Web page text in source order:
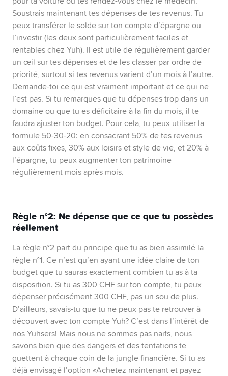
Soustrais maintenant tes dépenses de tes revenus. Tu
peux transférer le solde sur ton compte d’épargne ou
l’investir (les deux sont particulièrement faciles et
rentables chez Yuh). Il est utile de régulièrement garder
un œil sur tes dépenses et de les classer par ordre de
priorité, surtout si tes revenus varient d’un mois à l’autre.
Demande-toi ce qui est vraiment important et ce qui ne
l’est pas. Si tu remarques que tu dépenses trop dans un
domaine ou que tu es déficitaire à la fin du mois, il te
faudra ajuster ton budget. Pour cela, tu peux utiliser la
formule 50-30-20: en consacrant 50% de tes revenus
aux coûts fixes, 30% aux loisirs et style de vie, et 20% à
l’épargne, tu peux augmenter ton patrimoine
régulièrement mois après mois.
Règle n°2: Ne dépense que ce que tu possèdes
réellement
La règle n°2 part du principe que tu as bien assimilé la
règle n°1. Ce n’est qu’en ayant une idée claire de ton
budget que tu sauras exactement combien tu as à ta
disposition. Si tu as 300 CHF sur ton compte, tu peux
dépenser précisément 300 CHF, pas un sou de plus.
D’ailleurs, savais-tu que tu ne peux pas te retrouver à
découvert avec ton compte Yuh? C’est dans l’intérêt de
nos Yuhsers! Mais nous ne sommes pas naïfs, nous
savons bien que des dangers et des tentations te
guettent à chaque coin de la jungle financière. Si tu as
déjà envisagé l’option «Achetez maintenant et payez